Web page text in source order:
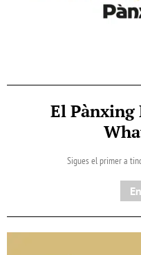
El Pànxing
Sigues el primer a